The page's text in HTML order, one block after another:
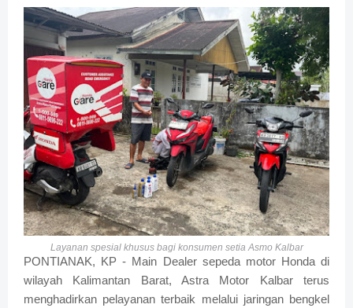
Layanan spesial khusus bagi konsumen setia Asmo Kalbar
PONTIANAK, KP - Main Dealer sepeda motor Honda di
wilayah Kalimantan Barat, Astra Motor Kalbar terus
menghadirkan pelayanan terbaik melalui jaringan bengkel